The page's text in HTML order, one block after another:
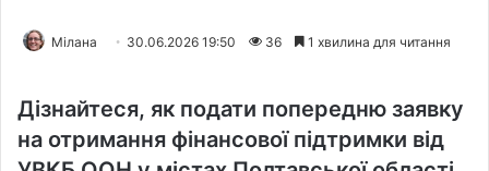
Мілана 30.06.2026 19:50 36 1 хвилина для читання
Дізнайтеся, як подати попередню заявку
на отримання фінансової підтримки від